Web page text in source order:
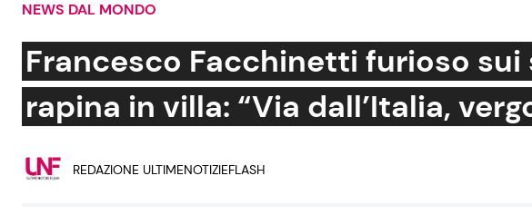
Social News
News dal mondo
Benessere
NEWS DAL MONDO
Francesco Facchinetti furioso sui
rapina in villa: “Via dall’Italia,
REDAZIONE ULTIMENOTIZIEFLASH